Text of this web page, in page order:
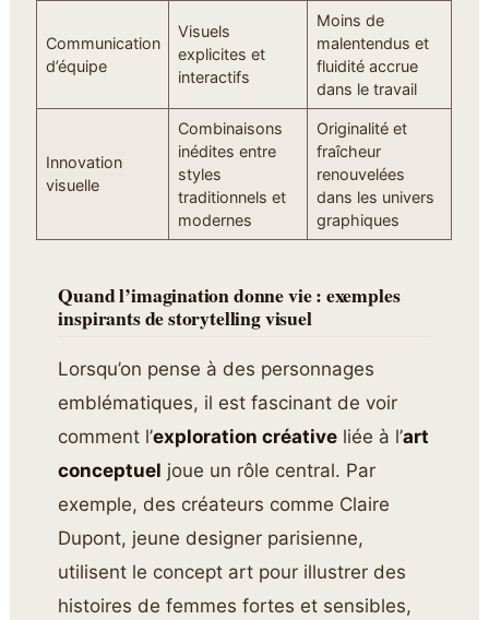
Communication
d’équipe
Visuels
explicites et
interactifs
Moins de
malentendus et
fluidité accrue
dans le travail
Innovation
visuelle
Combinaisons
inédites entre
styles
traditionnels et
modernes
Originalité et
fraîcheur
renouvelées
dans les univers
graphiques
Quand l’imagination donne vie : exemples
inspirants de storytelling visuel
Lorsqu’on pense à des personnages
emblématiques, il est fascinant de voir
comment l’exploration créative liée à l’art
conceptuel joue un rôle central. Par
exemple, des créateurs comme Claire
Dupont, jeune designer parisienne,
utilisent le concept art pour illustrer des
histoires de femmes fortes et sensibles,